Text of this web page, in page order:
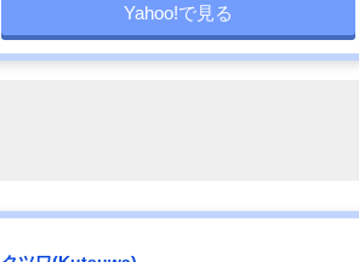
Yahoo!で見る